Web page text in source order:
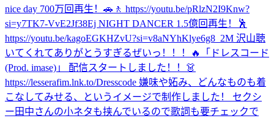
nice day 700万回再生！🚗🚶 https://youtu.be/pRlzN2I9Knw?
si=y7TK7-VvE2Jf38Ej NIGHT DANCER 1.5億回再生！🕺
https://youtu.be/kagoEGKHZvU?si=v8aNYhKlye6g8_2M 沢山聴
いてくれてありがとうすぎるぜいっ！！！🔥
「ドレスコード
(Prod. imase)」 配信スタートしました！！👗
https://lesserafim.lnk.to/Dresscode 嫌味や妬み、どんなものも着
こなしてみせる、というイメージで制作しました！ セクシ
ー田中さんの小ネタも挟んでいるので歌詞も要チェックで